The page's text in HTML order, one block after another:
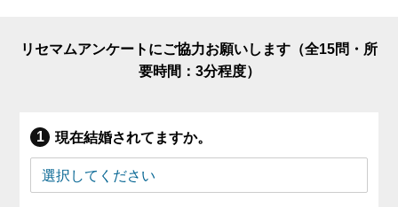
リセマムアンケートにご協力お願いします（全15問・所
要時間：3分程度）
現在結婚されてますか。